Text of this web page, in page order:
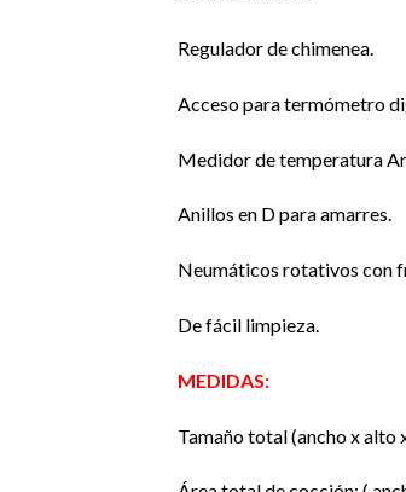
Regulador de chimenea.
Acceso para termómetro
Medidor de temperatura
Anillos en D para amarres.
Neumáticos rotativos con
De fácil limpieza.
MEDIDAS:
Tamaño total (ancho x